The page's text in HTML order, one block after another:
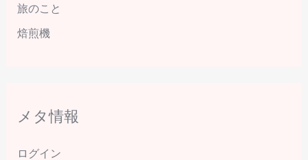
旅のこと
焙煎機
メタ情報
ログイン